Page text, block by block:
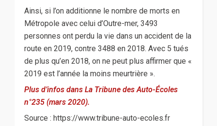
Ainsi, si l’on additionne le nombre de morts en
Métropole avec celui d’Outre-mer, 3493
personnes ont perdu la vie dans un accident de la
route en 2019, contre 3488 en 2018. Avec 5 tués
de plus qu’en 2018, on ne peut plus affirmer que «
2019 est l’année la moins meurtrière ».
Plus d’infos dans La Tribune des Auto-Écoles
n°235 (mars 2020).
Source : https://www.tribune-auto-ecoles.fr